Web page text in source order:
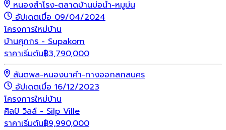
หนองสำโรง-ตลาดบ้านบ่อน้ำ-หมูม่น
อัปเดตเมื่อ 09/04/2024
โครงการใหม่บ้าน
บ้านศุภกร - Supakorn
ราคาเริ่มต้น฿3,790,000
สันตพล-หนองนาคำ-ทางออกสกลนคร
อัปเดตเมื่อ 16/12/2023
โครงการใหม่บ้าน
ศิลป์ วิลล์ - Silp Ville
ราคาเริ่มต้น฿9,990,000